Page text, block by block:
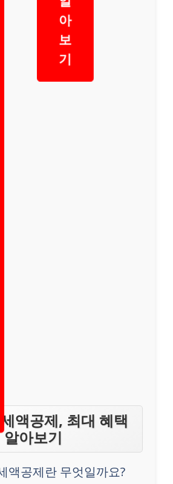
아
보
기
액공제, 최대 혜택
아보기
액공제란 무엇일까요?